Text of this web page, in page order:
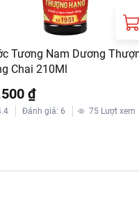
Tương Nam Dương
Chai 210Ml
₫
Đánh giá: 6 75 Lượt xem